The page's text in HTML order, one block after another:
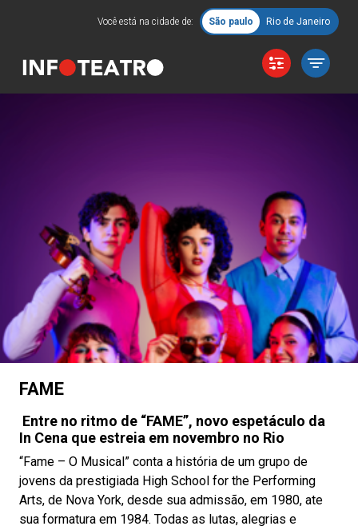
Você está na cidade de: São paulo Rio de Janeiro
FAME
Entre no ritmo de “FAME”, novo espetáculo da
In Cena que estreia em novembro no Rio
“Fame – O Musical” conta a história de um grupo de
jovens da prestigiada High School for the Performing
Arts, de Nova York, desde sua admissão, em 1980, ate
sua formatura em 1984. Todas as lutas, alegrias e